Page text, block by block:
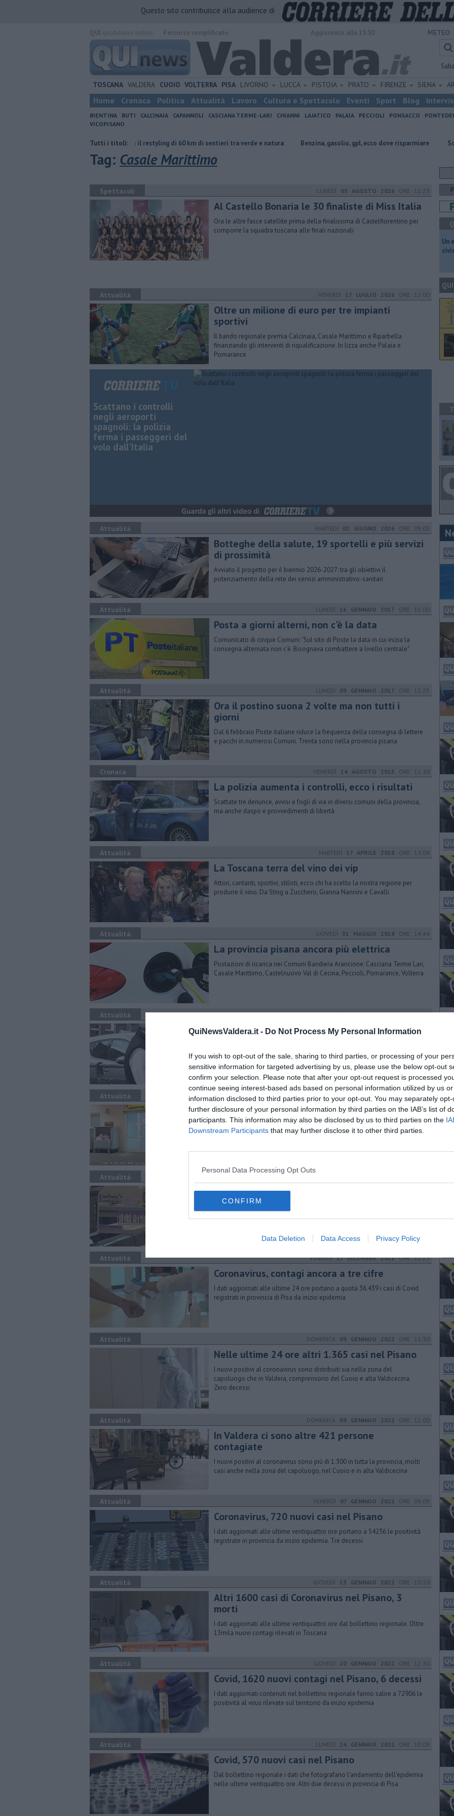
QuiNewsValdera.it - Do Not Process My Personal Information
If you wish to opt-out of the sale, sharing to third parties, or processing of your
sensitive information for targeted advertising by us, please use the below opt-out
confirm your selection. Please note that after your opt-out request is processed
continue seeing interest-based ads based on personal information utilized by us
information disclosed to third parties prior to your opt-out. You may separately
further disclosure of your personal information by third parties on the IAB’s list of
participants. This information may also be disclosed by us to third parties on the
Downstream Participants that may further disclose it to other third parties.
Personal Data Processing Opt Outs
CONFIRM
Data Deletion Data Access Privacy Policy
Questo sito contribuisce alla audience di
METEO:
TOSCANA VALDERA CUOIO VOLTERRA PISA LIVORNO LUCCA PISTOIA PRATO FIRENZE SIENA
Home Cronaca Politica Attualità Lavoro Cultura e Spettacolo Eventi Sport Blog
BIENTINA BUTI CALCINAIA CAPANNOLI CASCIANA TERME-LARI CHIANNI LAJATICO PALAIA PECCIOLI PONSACCO
VICOPISANO
Tutti i titoli:
Al via il restyling di 60 km di sentieri tra verde e natura ​Benzina, gasolio, gpl, ecco dove risparmiare Sotto le stelle la
Tag: Casale Marittimo
Spettacoli LUNEDÌ 03 AGOSTO 2026 ORE 11:23
Al Castello Bonaria le 30 finaliste di Miss Italia
Ora le altre fasce satellite prima della finalissima di Castelfiorentino per
comporre la squadra toscana alle finali nazionali
Attualità VENERDÌ 17 LUGLIO 2026 ORE 12:00
Oltre un milione di euro per tre impianti
sportivi
Il bando regionale premia Calcinaia, Casale Marittimo e Riparbella
finanziando gli interventi di riqualificazione. In lizza anche Palaia e
Pomarance
Scattano i controlli
negli aeroporti
spagnoli: la polizia
ferma i passeggeri del
volo dall'Italia
Attualità MARTEDÌ 02 GIUGNO 2026 ORE 09:03
Botteghe della salute, 19 sportelli e più servizi
di prossimità
Avviato il progetto per il biennio 2026-2027: tra gli obiettivi il
potenziamento della rete dei servizi amministrativo-sanitari
Attualità LUNEDÌ 16 GENNAIO 2017 ORE 15:00
Posta a giorni alterni, non c'è la data
Comunicato di cinque Comuni: "Sul sito di Poste la data in cui inizia la
consegna alternata non c'è. Bisognava combattere a livello centrale"
Attualità LUNEDÌ 09 GENNAIO 2017 ORE 12:25
Ora il postino suona 2 volte ma non tutti i
giorni
Dal 6 febbraio Poste italiane riduce la frequenza della consegna di lettere
e pacchi in numerosi Comuni. Trenta sono nella provincia pisana
Cronaca VENERDÌ 14 AGOSTO 2015 ORE 12:30
La polizia aumenta i controlli, ecco i risultati
Scattate tre denunce, avvisi e fogli di via in diversi comuni della provincia,
ma anche daspo e provvedimenti di libertà
Attualità MARTEDÌ 17 APRILE 2018 ORE 13:04
La Toscana terra del vino dei vip
Attori, cantanti, sportivi, stilisti, ecco chi ha scelto la nostra regione per
produrre il vino. Da Sting a Zucchero, Gianna Nannini e Cavalli
Attualità GIOVEDÌ 31 MAGGIO 2018 ORE 14:44
La provincia pisana ancora più elettrica
Postazioni di ricarica nei Comuni Bandiera Arancione: Casciana Terme Lari,
Casale Marittimo, Castelnuovo Val di Cecina, Peccioli, Pomarance, Volterra
Attualità GIOVEDÌ30 APRILE 2020ORE 18:30
Nessun contagiato, i 38 Comuni toscani Covid-
Sono 38 su 273 i Comuni toscani che non hanno registrato neppure un
caso di contagio dall'inizio dell'epidemia. Vi abitano 800.617 persone
Attualità LUNEDÌ 29 NOVEMBRE 2021ORE 10:09
Covid, 27 nuovi casi distribuiti in 15 comuni
I dati aggiornati fotografano le ultime ventiquattro ore sul fronte
epidemico. Aumentano i ricoveri nelle aree Covid di Cisanello e Santa
Attualità
Coronavirus, 152 nuovi casi tra Pisa e provincia
Attualità VENERDÌ17 DICEMBRE 2021ORE 11:23
Coronavirus, contagi ancora a tre cifre
I dati aggiornati alle ultime 24 ore portano a quota 36.439 i casi di Covid
registrati in provincia di Pisa da inizio epidemia
Attualità DOMENICA 09 GENNAIO 2022 ORE 11:30
Nelle ultime 24 ore altri 1.365 casi nel Pisano
I nuovi positivi al coronavirus sono distribuiti sia nella zona del
capoluogo che in Valdera, comprensorio del Cuoio e alta Valdicecina.
Zero decessi
Attualità DOMENICA 09 GENNAIO 2022 ORE 12:00
In Valdera ci sono altre 421 persone
contagiate
I nuovi positivi al coronavirus sono più di 1.300 in tutta la provincia, molti
casi anche nella zona del capoluogo, nel Cuoio e in alta Valdicecina
Attualità VENERDÌ 07 GENNAIO 2022 ORE 09:09
Coronavirus, 720 nuovi casi nel Pisano
I dati aggiornati alle ultime ventiquattro ore portano a 54236 le positività
registrate in provincia da inizio epidemia. Tre decessi
Attualità GIOVEDÌ 13 GENNAIO 2022 ORE 10:10
Altri 1600 casi di Coronavirus nel Pisano, 3
morti
I dati aggiornati alle ultime ventiquattro ore dal bollettino regionale. Oltre
13mila nuovi contagi rilevati in Toscana
Attualità GIOVEDÌ 20 GENNAIO 2022 ORE 12:30
Covid, 1620 nuovi contagi nel Pisano, 6 decessi
I dati aggiornati contenuti nel bollettino regionale fanno salire a 72906 le
positività al virus rilevate sul territorio da inizio epidemia
Attualità LUNEDÌ 24 GENNAIO 2022 ORE 10:09
Covid, 570 nuovi casi nel Pisano
Dal bollettino regionale i dati che fotografano l'andamento dell'epidemia
nelle ultime ventiquattro ore. Altri due decessi in provincia di Pisa
​Un
QUI